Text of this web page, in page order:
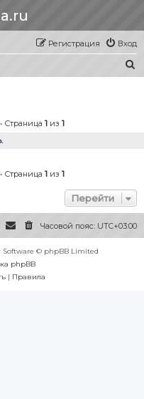
Вход
Регистрация
Страница 1из 1
Страница 1из 1
Перейти
Часовой пояс: UTC+03:00
Software © phpBB Limited
phpBB
| Правила